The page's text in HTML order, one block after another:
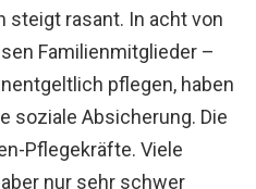
steigt rasant. In acht von
Familienmitglieder –
pflegen, haben
soziale Absicherung. Die
Pflegekräfte. Viele
nur sehr schwer